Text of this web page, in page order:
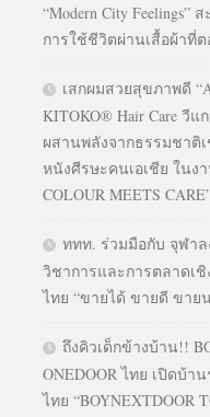
“Modern City
การใช้ชีวิตผ่านเสื้อผ้าที่
เสกผมสวยสุขภาพดี
KITOKO® Hair Care วี
ผสานพลังจากธรรมชาติ
หนังศีรษะคนเอเชีย ในงา
COLOUR MEETS
ททท. ร่วมมือกับ จุฬา
วิชาการและการตลาดเ
ไทย “ขายได้ ขายดี ขาย
ถึงคิวเด็กข้างบ้าน!!
ONEDOOR ไทย เปิดบ้
ไทย “BOYNEXTDOOR